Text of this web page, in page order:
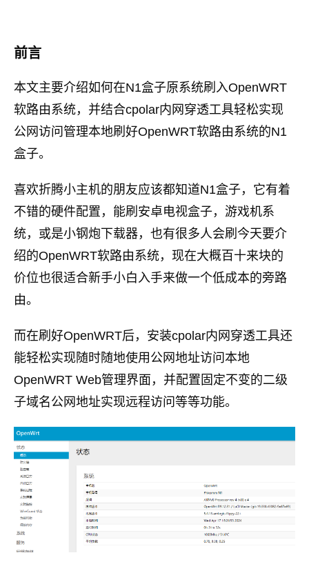
前言
本文主要介绍如何在N1盒子原系统刷入OpenWRT
软路由系统，并结合cpolar内网穿透工具轻松实现
公网访问管理本地刷好OpenWRT软路由系统的N1
盒子。
喜欢折腾小主机的朋友应该都知道N1盒子，它有着
不错的硬件配置，能刷安卓电视盒子，游戏机系
统，或是小钢炮下载器，也有很多人会刷今天要介
绍的OpenWRT软路由系统，现在大概百十来块的
价位也很适合新手小白入手来做一个低成本的旁路
由。
而在刷好OpenWRT后，安装cpolar内网穿透工具还
能轻松实现随时随地使用公网地址访问本地
OpenWRT Web管理界面，并配置固定不变的二级
子域名公网地址实现远程访问等等功能。